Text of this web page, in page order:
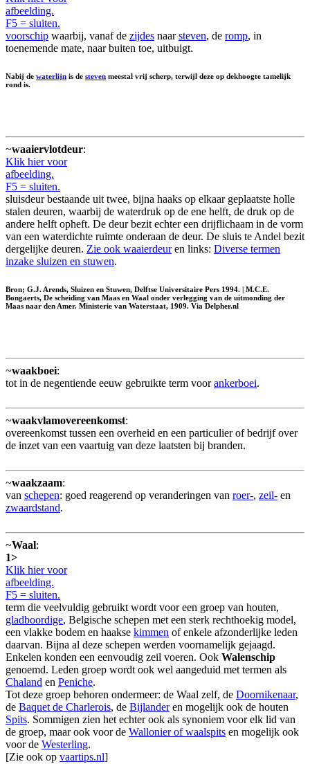
afbeelding.
F5 = sluiten.
voorschip waarbij, vanaf de zijdes naarsteven, de romp, in
toenemende mate, naar buiten toe, uitbuigt.
Nabij de waterlijn is de steven meestal vrij scherp, terwijl deze op dekhoogte tamelijk
rond is.
~waaiervlotdeur:
Klik hier voor
afbeelding.
F5 = sluiten.
sluisdeur bestaande uit twee, bijna haaks op elkaar geplaatste holle
stalen deuren, waarbij de waterdruk op de ene helft, de druk op de
andere helft opheft. De deur bezit echter een drijflichaam in de vorm
van een waterdichte ruimte onderaan de deur. De sluis te Andel bezit
dergelijke deuren. Zie ook waaierdeuren links: Diverse termen
inzake sluizen en stuwen.
Bron; G.J. Arends, Sluizen en Stuwen, Delftse Universitaire Pers 1994. | M.C.E.
Bongaerts, De scheiding van Maas en Waal onder verlegging van de uitmonding der
Maas naar den Amer. Ministerie van Waterstaat, 1909. Via Delpher.nl
~waakboei:
tot in de negentiende eeuw gebruikte term voorankerboei.
~waakvlamovereenkomst:
overeenkomst tussen een overheid en een particulier of bedrijf over
de inzet van een vaartuig van deze laatsten bij branden.
~waakzaam:
van schepen: goed reagerend op veranderingen van roer-, zeil- en
zwaardstand.
~Waal:
1>
Klik hier voor
afbeelding.
F5 = sluiten.
term die veelvuldig gebruikt wordt voor een groep van houten,
gladboordige, Belgische schepen met een sterk rechthoekig model,
een vlakke bodem en haakse kimmen of enkele afzonderlijke leden
daarvan. Bijna al deze schepen werden voornamelijk gejaagd.
Enkelen konden een eenvoudig zeil voeren. Ook Walenschip
genoemd. Leden groep wordt ook wel aangeduid met termen als
Chaland en Peniche.
Tot deze groep behoren ondermeer: de Waal zelf, de Doornikenaar,
de Baquet de Charlerois, de Bijlanderen mogelijk ook de houten
Spits. Sommigen zien het echter ook als synoniem voor elk lid van
de groep, maar ook voor de Wallonier of waalspits en mogelijk ook
voor de Westerling.
[Zie ook op vaartips.nl]